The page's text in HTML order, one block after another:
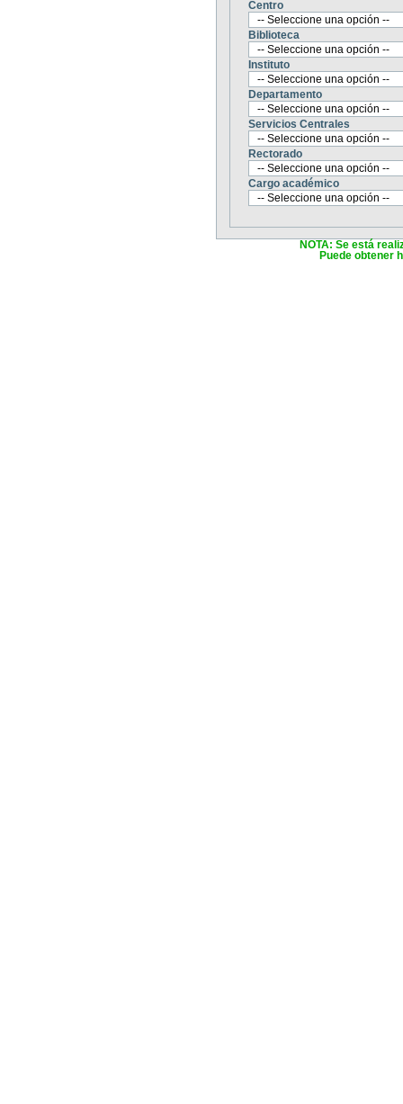
Centro
Biblioteca
Instituto
Departamento
Servicios Centrales
Rectorado
Cargo académico
NOTA: Se está
Puede obtener